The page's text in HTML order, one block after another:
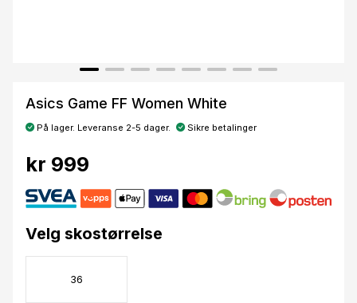
Asics Game FF Women White
På lager. Leveranse 2-5 dager. Sikre betalinger
kr 999
Velg skostørrelse
36